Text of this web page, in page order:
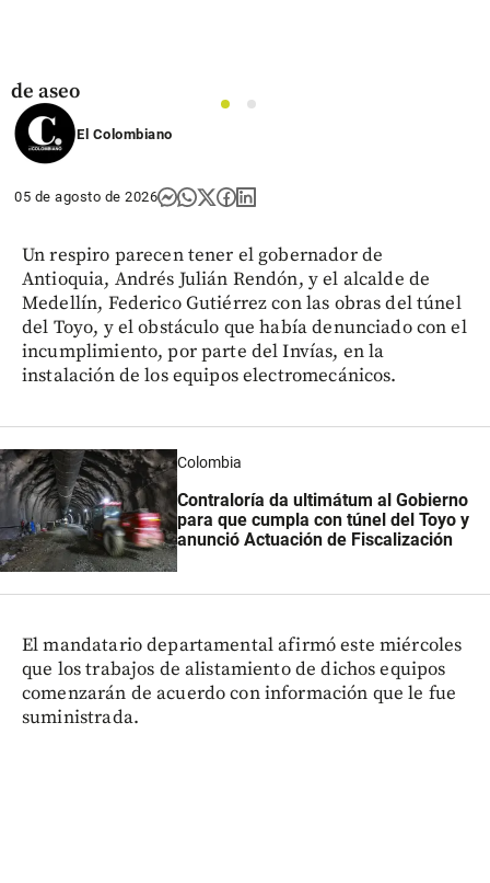
de aseo
share
1
2
El Colombiano
05 de agosto de 2026
Un respiro parecen tener el gobernador de
Antioquia, Andrés Julián Rendón, y el alcalde de
Medellín, Federico Gutiérrez con las obras del túnel
del Toyo, y el obstáculo que había denunciado con el
incumplimiento, por parte del Invías, en la
instalación de los equipos electromecánicos.
Colombia
Contraloría da ultimátum al Gobierno
para que cumpla con túnel del Toyo y
anunció Actuación de Fiscalización
El mandatario departamental afirmó este miércoles
que los trabajos de alistamiento de dichos equipos
comenzarán de acuerdo con información que le fue
suministrada.